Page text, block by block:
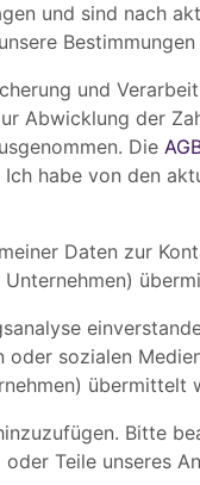
und sind nach
Bestimmungen
und
Abwicklung der
Die
habe von den
Daten zur
sozialen
übermittelt
Bitte
Teile unseres